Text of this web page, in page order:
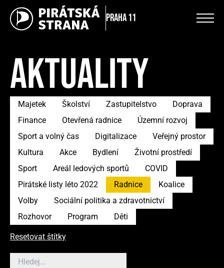
Praha 11
AKTUALITY
Majetek Školství Zastupitelstvo
Doprava
Finance
Otevřená radnice
Územní rozvoj
Sport a volný čas
Digitalizace
Veřejný prostor
Kultura
Akce Bydlení
Životní prostředí
Sport
Areál ledových sportů
COVID
Pirátské listy léto 2022
Radnice
Koalice
Volby
Sociální politika a zdravotnictví
Rozhovor
Program Děti
Resetovat štítky